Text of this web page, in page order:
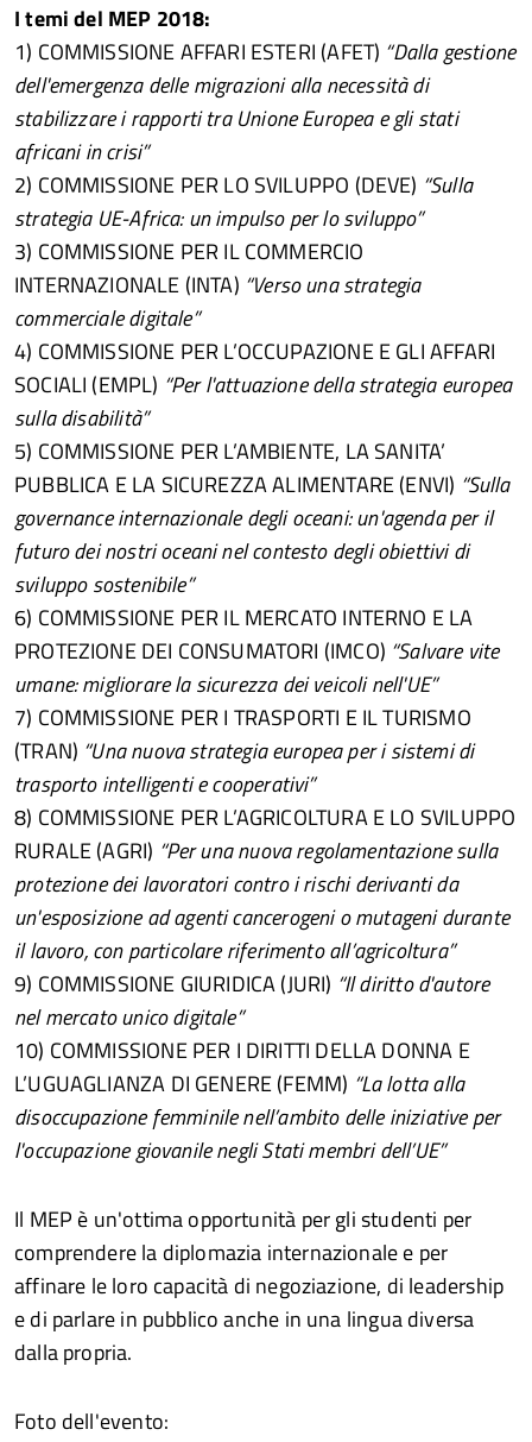
I temi del MEP 2018:
1) COMMISSIONE AFFARI ESTERI (AFET) “Dalla gestione
dell'emergenza delle migrazioni alla necessità di
stabilizzare i rapporti tra Unione Europea e gli stati
africani in crisi”
2) COMMISSIONE PER LO SVILUPPO (DEVE) “Sulla
strategia UE-Africa: un impulso per lo sviluppo”
3) COMMISSIONE PER IL COMMERCIO
INTERNAZIONALE (INTA) “Verso una strategia
commerciale digitale”
4) COMMISSIONE PER L’OCCUPAZIONE E GLI AFFARI
SOCIALI (EMPL) “Per l'attuazione della strategia europea
sulla disabilità”
5) COMMISSIONE PER L’AMBIENTE, LA SANITA’
PUBBLICA E LA SICUREZZA ALIMENTARE (ENVI) “Sulla
governance internazionale degli oceani: un'agenda per il
futuro dei nostri oceani nel contesto degli obiettivi di
sviluppo sostenibile”
6) COMMISSIONE PER IL MERCATO INTERNO E LA
PROTEZIONE DEI CONSUMATORI (IMCO) “Salvare vite
umane: migliorare la sicurezza dei veicoli nell'UE”
7) COMMISSIONE PER I TRASPORTI E IL TURISMO
(TRAN) “Una nuova strategia europea per i sistemi di
trasporto intelligenti e cooperativi”
8) COMMISSIONE PER L’AGRICOLTURA E LO SVILUPPO
RURALE (AGRI) “Per una nuova regolamentazione sulla
protezione dei lavoratori contro i rischi derivanti da
un'esposizione ad agenti cancerogeni o mutageni durante
il lavoro, con particolare riferimento all’agricoltura”
9) COMMISSIONE GIURIDICA (JURI) “Il diritto d'autore
nel mercato unico digitale”
10) COMMISSIONE PER I DIRITTI DELLA DONNA E
L’UGUAGLIANZA DI GENERE (FEMM) “La lotta alla
disoccupazione femminile nell’ambito delle iniziative per
l'occupazione giovanile negli Stati membri dell’UE”
Il MEP è un'ottima opportunità per gli studenti per
comprendere la diplomazia internazionale e per
affinare le loro capacità di negoziazione, di leadership
e di parlare in pubblico anche in una lingua diversa
dalla propria.
Foto dell'evento: